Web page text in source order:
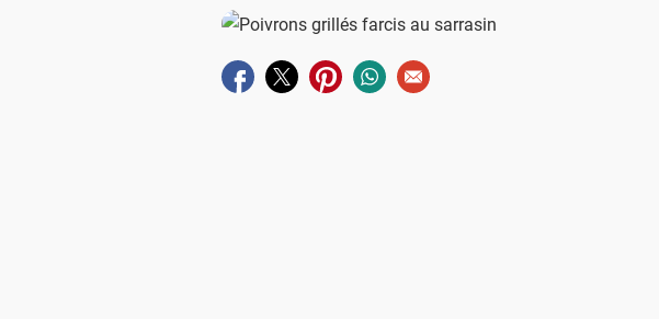
Partager sur facebook
Partager sur twitter
Partager sur pinterest
Partager sur whatsapp
Envoyer à un ami